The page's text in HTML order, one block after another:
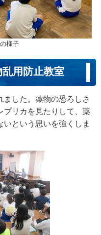
様子
乱用防止教室
した。薬物の恐ろしさ
プリカを見たりして、薬
という思いを強くしま